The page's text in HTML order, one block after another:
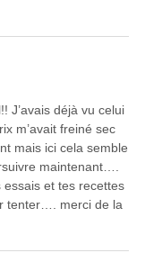
J’avais déjà vu celui
m’avait freiné sec
mais ici cela semble
maintenant….
essais et tes recettes
tenter…. merci de la